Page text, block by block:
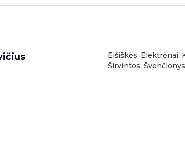
Eišiškės, Elektrėnai,
Širvintos,